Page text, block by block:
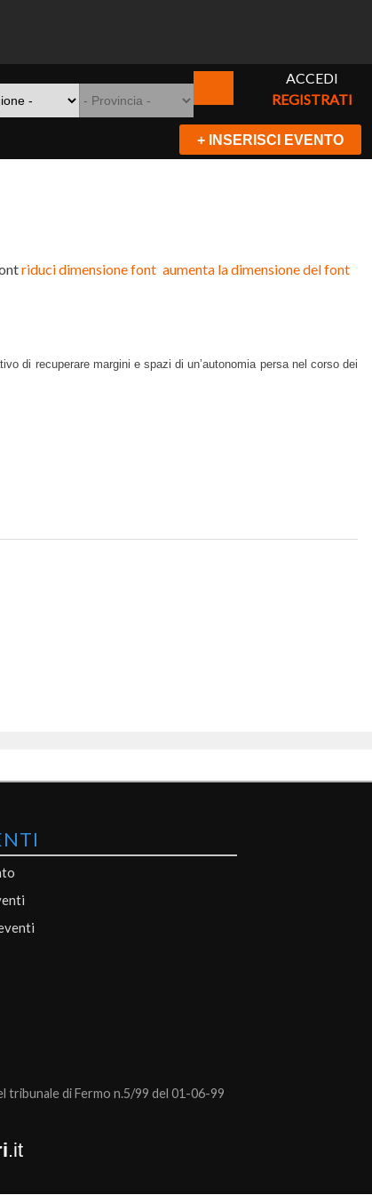
ACCEDI
REGISTRATI
+ INSERISCI EVENTO
riduci dimensione font aumenta la dimensione del font
di recuperare margini e spazi di un’autonomia persa nel corso dei
di Fermo n.5/99 del 01-06-99
.it